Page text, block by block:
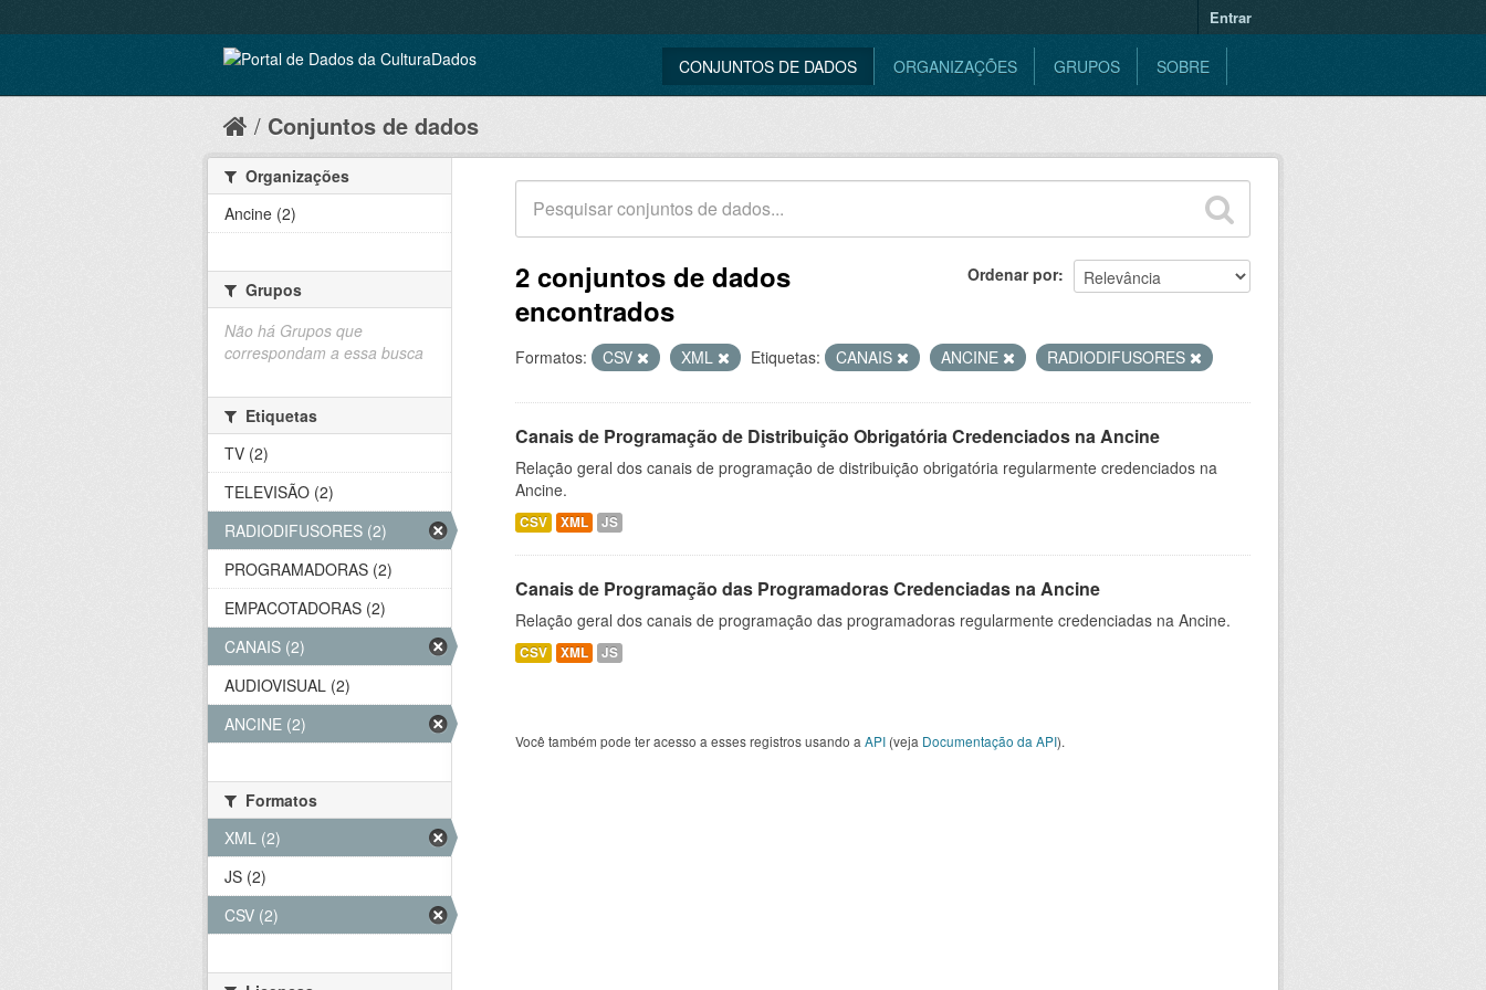
Entrar
CONJUNTOS DE DADOS ORGANIZAÇÕES GRUPOS SOBRE
Conjuntos de dados
Ordenar por
2 conjuntos de dados
encontrados
Formatos: CSV XML Etiquetas: CANAIS ANCINE RADIODIFUSORES
Canais de Programação de Distribuição Obrigatória Credenciados na Ancine
Relação geral dos canais de programação de distribuição obrigatória regularmente credenciados na
Ancine.
CSV XML JS
Canais de Programação das Programadoras Credenciadas na Ancine
Relação geral dos canais de programação das programadoras regularmente credenciadas na Ancine.
CSV XML JS
Você também pode ter acesso a esses registros usando a API (veja Documentação da API).
Organizações
Ancine (2)
Grupos
Não há Grupos que
correspondam a essa busca
Etiquetas
TV (2)
TELEVISÃO (2)
RADIODIFUSORES (2)
PROGRAMADORAS (2)
EMPACOTADORAS (2)
CANAIS (2)
AUDIOVISUAL (2)
ANCINE (2)
Formatos
XML (2)
JS (2)
CSV (2)